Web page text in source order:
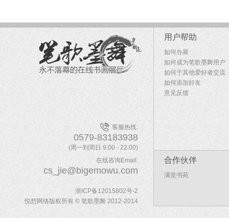
客服热线:
0579-83183938
(周一到周日 9:00 - 22:00)
在线咨询Email:
cs_jie@bigemowu.com
浙ICP备12015802号-2
悦想网络版权所有 © 笔歌墨舞 2012-2014
用户帮助
如何办展
如何成为笔歌墨舞用户
如何于其他爱好者交流
如何添加好友
意见反馈
合作伙伴
满堂书苑